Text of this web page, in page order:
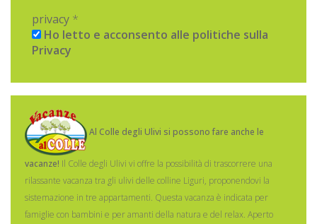
privacy *
Ho letto e acconsento alle politiche sulla
Privacy
Al Colle degli Ulivi si possono fare anche le
vacanze! Il Colle degli Ulivi vi offre la possibilità di trascorrere una
rilassante vacanza tra gli ulivi delle colline Liguri, proponendovi la
sistemazione in tre appartamenti. Questa vacanza è indicata per
famiglie con bambini e per amanti della natura e del relax. Aperto